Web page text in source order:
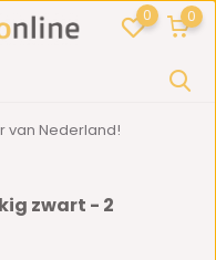
0 0
van Nederland!
zwart - 2